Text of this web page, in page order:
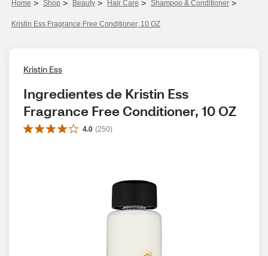
Home > Shop > Beauty > Hair Care > Shampoo & Conditioner >
Kristin Ess Fragrance Free Conditioner, 10 OZ
Kristin Ess
Ingredientes de Kristin Ess
Fragrance Free Conditioner, 10 OZ
4.0 (250)